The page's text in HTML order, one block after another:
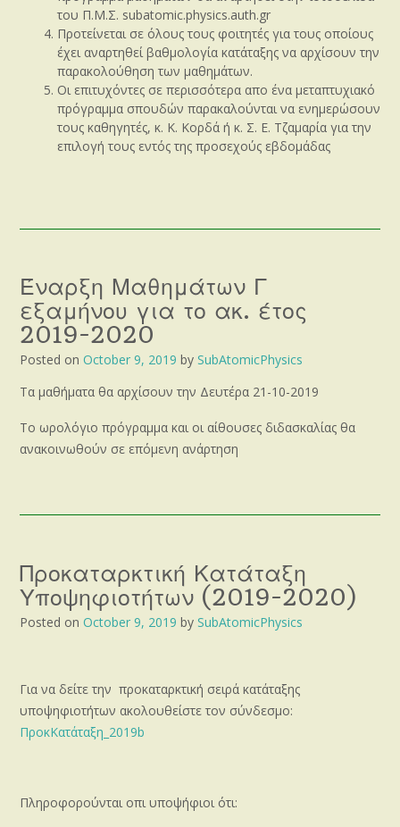
του Π.Μ.Σ. subatomic.physics.auth.gr
Προτείνεται σε όλους τους φοιτητές για τους οποίους
έχει αναρτηθεί βαθμολογία κατάταξης να αρχίσουν την
παρακολούθηση των μαθημάτων.
Οι επιτυχόντες σε περισσότερα απο ένα μεταπτυχιακό
πρόγραμμα σπουδών παρακαλούνται να ενημερώσουν
τους καθηγητές, κ. Κ. Κορδά ή κ. Σ. Ε. Τζαμαρία για την
επιλογή τους εντός της προσεχούς εβδομάδας
Έναρξη Μαθημάτων Γ
εξαμήνου για το ακ. έτος
2019-2020
Posted on October 9, 2019 by SubAtomicPhysics
Τα μαθήματα θα αρχίσουν την Δευτέρα 21-10-2019
Το ωρολόγιο πρόγραμμα και οι αίθουσες διδασκαλίας θα
ανακοινωθούν σε επόμενη ανάρτηση
Προκαταρκτική Κατάταξη
Υποψηφιοτήτων (2019-2020)
Posted on October 9, 2019 by SubAtomicPhysics
Για να δείτε την προκαταρκτική σειρά κατάταξης
υποψηφιοτήτων ακολουθείστε τον σύνδεσμο:
ΠροκΚατάταξη_2019b
Πληροφορούνται οπι υποψήφιοι ότι: